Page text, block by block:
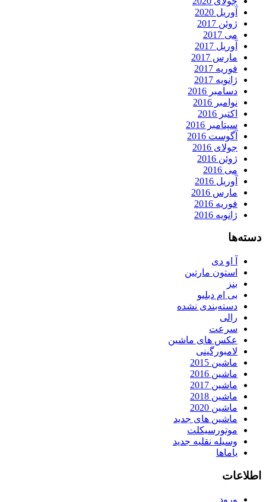
آوریل 2020
ژوئن 2017
می 2017
آوریل 2017
مارس 2017
فوریه 2017
ژانویه 2017
دسامبر 2016
نوامبر 2016
اکتبر 2016
سپتامبر 2016
آگوست 2016
جولای 2016
ژوئن 2016
می 2016
آوریل 2016
مارس 2016
فوریه 2016
ژانویه 2016
دسته‌ها
آ او دی
استون مارتین
بنز
بی ام دبلیو
دسته‌بندی نشده
رالی
سرعت
عکس های ماشین
لامبورگینی
ماشین 2015
ماشین 2016
ماشین 2017
ماشین 2018
ماشین 2020
ماشین های جدید
موتورسیکلت
وسیله نقلیه جدید
یاماها
اطلاعات
ورود